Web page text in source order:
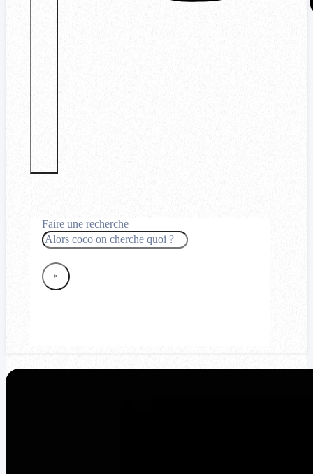
Faire une recherche
Rechercher
×